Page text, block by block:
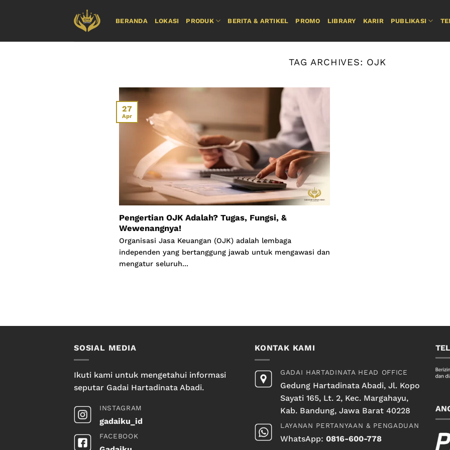
BERANDA LOKASI PRODUK BERITA & ARTIKEL PROMO LIBRARY KARIR PUBLIKASI
TAG ARCHIVES: OJK
Pengertian OJK Adalah? Tugas, Fungsi, &
Wewenangnya!
Organisasi Jasa Keuangan (OJK) adalah lembaga
independen yang bertanggung jawab untuk mengawasi dan
mengatur seluruh...
27
Apr
SOSIAL MEDIA
Ikuti kami untuk mengetahui informasi
seputar Gadai Hartadinata Abadi.
INSTAGRAM
gadaiku_id
FACEBOOK
KONTAK KAMI
GADAI HARTADINATA HEAD OFFICE
Gedung Hartadinata Abadi, Jl. Kopo
Sayati 165, Lt. 2, Kec. Margahayu,
Kab. Bandung, Jawa Barat 40228
LAYANAN PERTANYAAN & PENGADUAN
WhatsApp: 0816-600-778